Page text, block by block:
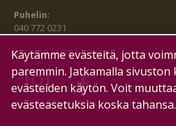
Puhelin:
040 772 0231
SEURAA MEITÄ MYÖS:
HALLITSE EVÄSTEITÄ
Käytämme evästeitä, jotta
paremmin. Jatkamalla
evästeiden käytön. Voit
evästeasetuksia koska tahansa.